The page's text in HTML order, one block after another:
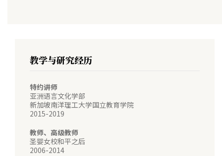
教学与研究经历
特约讲师
亚洲语言文化学部
新加坡南洋理工大学国立教育学院
2015-2019
教师、高级教师
圣婴女校和平之后
2006-2014